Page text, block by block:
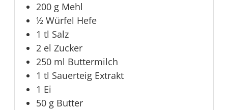
200 g Mehl
½ Würfel Hefe
1 tl Salz
2 el Zucker
250 ml Buttermilch
1 tl Sauerteig Extrakt
1 Ei
50 g Butter